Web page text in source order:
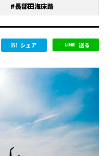
#長部田海床路
シェア 送る